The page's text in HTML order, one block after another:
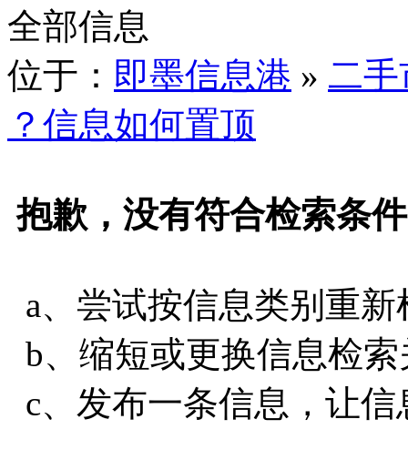
全部信息
位于： 即墨信息港 » 二
？信息如何置顶
抱歉，没有符合检索条
a、尝试按信息类别重
b、缩短或更换信息检
c、发布一条信息，让